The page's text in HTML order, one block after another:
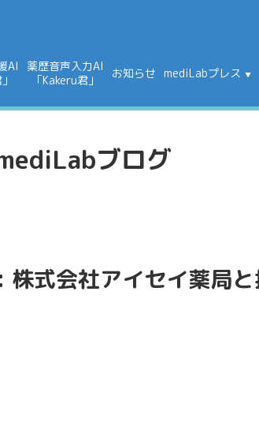
AI
薬歴音声入力AI
「Kakeru君」
お知らせ mediLabプレス
ブログ
株式会社アイセイ薬局